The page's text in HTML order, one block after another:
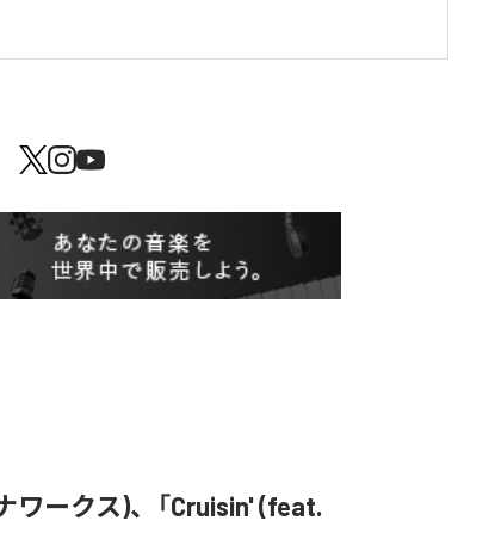
ワークス)、「Cruisin' (feat.